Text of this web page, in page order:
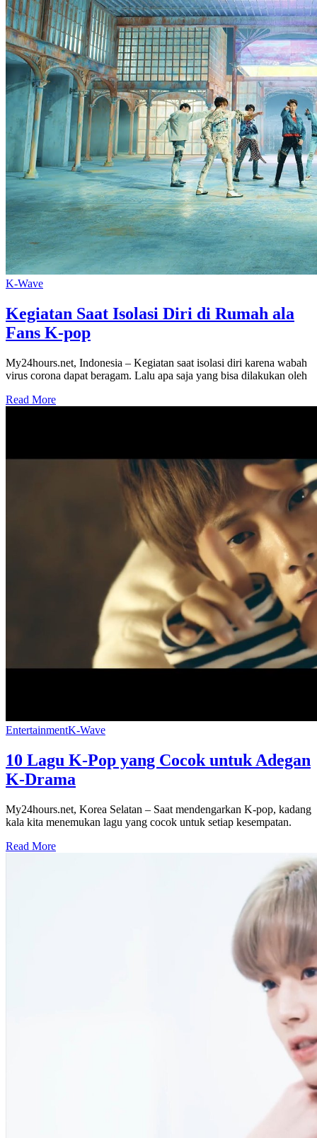
K-Wave
Kegiatan Saat Isolasi Diri di Rumah ala
Fans K-pop
My24hours.net, Indonesia – Kegiatan saat isolasi diri karena wabah
virus corona dapat beragam. Lalu apa saja yang bisa dilakukan oleh
Read More
EntertainmentK-Wave
10 Lagu K-Pop yang Cocok untuk Adegan
K-Drama
My24hours.net, Korea Selatan – Saat mendengarkan K-pop, kadang
kala kita menemukan lagu yang cocok untuk setiap kesempatan.
Read More